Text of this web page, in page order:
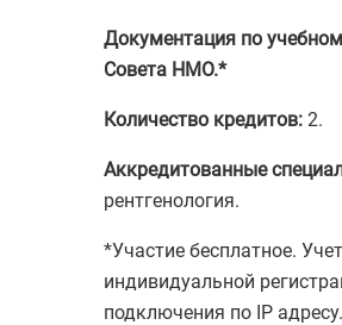
Документация по
Совета НМО.*
Количество кредитов: 2.
Аккредитованные
рентгенология.
*Участие бесплатное.
индивидуальной
подключения по IP адресу.